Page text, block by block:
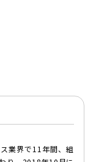
業界で11年間、組